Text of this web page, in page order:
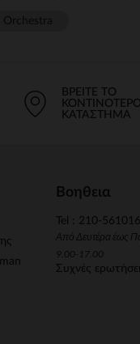
ΒΡΕΊΤΕ ΤΟ
ΚΟΝΤΙΝΌΤΕΡΟ
ΚΑΤΆΣΤΗΜΑ
Βοηθεια
Tel : 210-
Από Δευτέρα έως
9.00-17.00
Συχνές